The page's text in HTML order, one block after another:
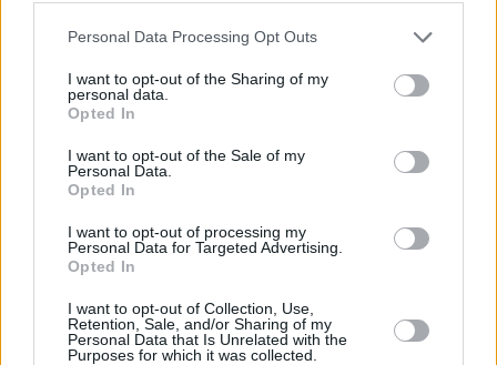
Please note that this website/app uses one or more Google
not limited to your visit or usage behaviour. You may click to
grant or deny consent to Google and its third-party tags to
use your data for below specified purposes in below Google
consent section.
Personal Data Processing Opt Outs
I want to opt-out of the Sharing of my
personal data.
Opted In
I want to opt-out of the Sale of my
Personal Data.
Opted In
I want to opt-out of processing my
Personal Data for Targeted Advertising.
Opted In
I want to opt-out of Collection, Use,
Retention, Sale, and/or Sharing of my
Personal Data that Is Unrelated with the
Purposes for which it was collected.
24.11.2023, 21:28 3